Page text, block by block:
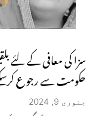
سزا کی معافی کے لئے
حکومت سے رجوع
جنوری 9, 2024